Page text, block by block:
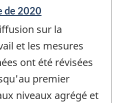
de 2020
sur la
et les mesures
ont été révisées
premier
niveaux agrégé et